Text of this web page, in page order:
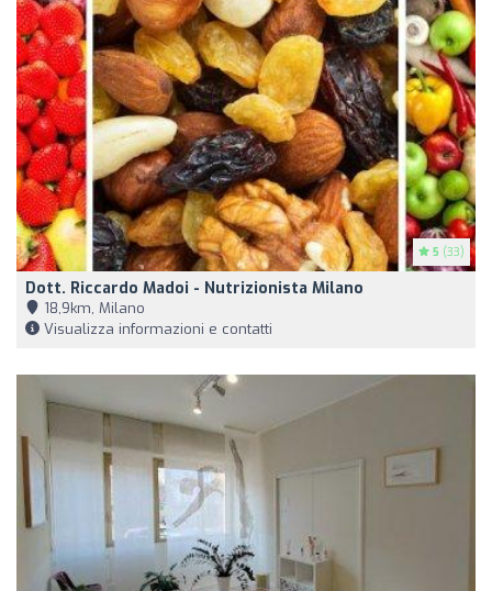
5 (33)
Dott. Riccardo Madoi - Nutrizionista Milano
18,9km, Milano
Visualizza informazioni e contatti